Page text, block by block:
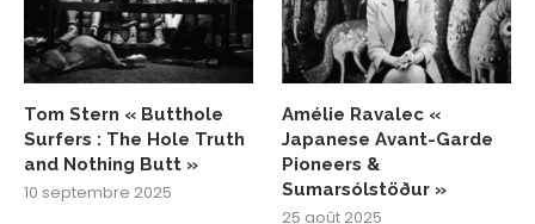
Tom Stern « Butthole
Surfers : The Hole Truth
and Nothing Butt »
10 septembre 2025
Amélie Ravalec «
Japanese Avant-Garde
Pioneers &
Sumarsólstöður »
25 août 2025